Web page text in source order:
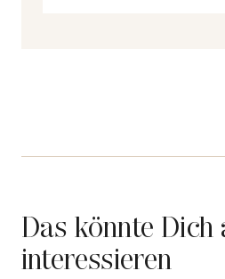
Das könnte Dich
interessieren